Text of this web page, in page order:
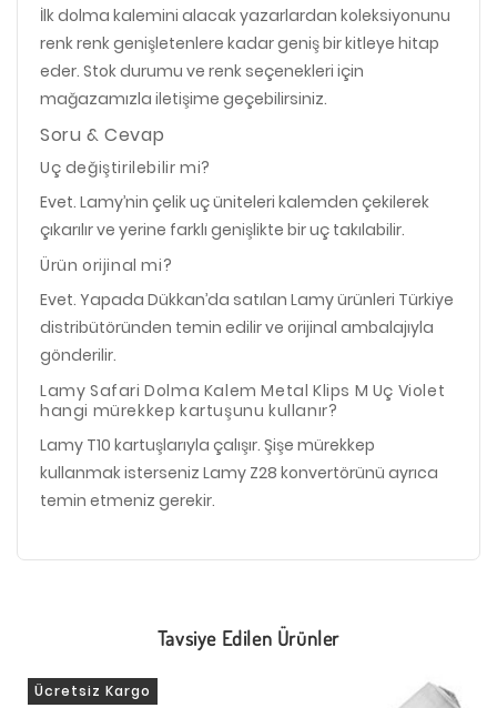
İlk dolma kalemini alacak yazarlardan koleksiyonunu
renk renk genişletenlere kadar geniş bir kitleye hitap
eder. Stok durumu ve renk seçenekleri için
mağazamızla iletişime geçebilirsiniz.
Soru & Cevap
Uç değiştirilebilir mi?
Evet. Lamy’nin çelik uç üniteleri kalemden çekilerek
çıkarılır ve yerine farklı genişlikte bir uç takılabilir.
Ürün orijinal mi?
Evet. Yapada Dükkan’da satılan Lamy ürünleri Türkiye
distribütöründen temin edilir ve orijinal ambalajıyla
gönderilir.
Lamy Safari Dolma Kalem Metal Klips M Uç Violet
hangi mürekkep kartuşunu kullanır?
Lamy T10 kartuşlarıyla çalışır. Şişe mürekkep
kullanmak isterseniz Lamy Z28 konvertörünü ayrıca
temin etmeniz gerekir.
Tavsiye Edilen Ürünler
Ücretsiz Kargo